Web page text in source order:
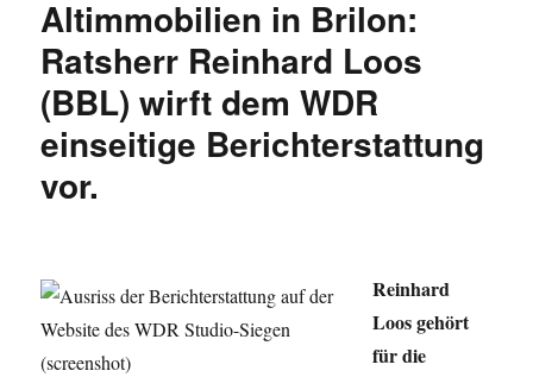
der
Hausarztzahl
an?
Altimmobilien in Brilon:
Ratsherr Reinhard Loos
(BBL) wirft dem WDR
einseitige Berichterstattung
vor.
Reinhard
Loos gehört
für die